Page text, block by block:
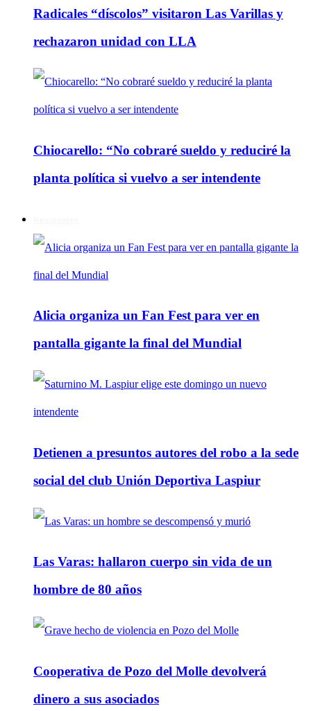
Radicales “díscolos” visitaron Las Varillas y
rechazaron unidad con LLA
Chiocarello: “No cobraré sueldo y reduciré la
planta política si vuelvo a ser intendente
Alicia organiza un Fan Fest para ver en
pantalla gigante la final del Mundial
Detienen a presuntos autores del robo a la sede
social del club Unión Deportiva Laspiur
Las Varas: hallaron cuerpo sin vida de un
hombre de 80 años
Cooperativa de Pozo del Molle devolverá
dinero a sus asociados